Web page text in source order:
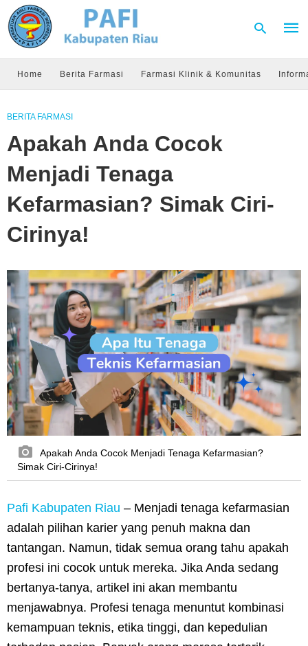
Home Berita Farmasi Farmasi Klinik & Komunitas
BERITA FARMASI
Apakah Anda Cocok
Menjadi Tenaga
Kefarmasian? Simak Ciri-
Cirinya!
Apakah Anda Cocok Menjadi Tenaga Kefarmasian?
Simak Ciri-Cirinya!
Pafi Kabupaten Riau – Menjadi tenaga kefarmasian
adalah pilihan karier yang penuh makna dan
tantangan. Namun, tidak semua orang tahu apakah
profesi ini cocok untuk mereka. Jika Anda sedang
bertanya-tanya, artikel ini akan membantu
menjawabnya. Profesi tenaga menuntut kombinasi
kemampuan teknis, etika tinggi, dan kepedulian